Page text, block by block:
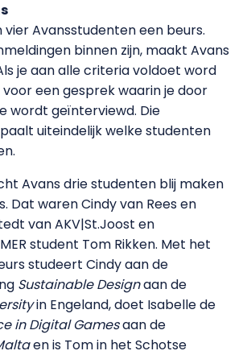
vier Avansstudenten een beurs.
binnen zijn, maakt Avans
je aan alle criteria voldoet word
een gesprek waarin je door
wordt geïnterviewd. Die
uiteindelijk welke studenten
Avans drie studenten blij maken
Dat waren Cindy van Rees en
van AKV|St.Joost en
student Tom Rikken. Met het
studeert Cindy aan de
Sustainable Designaan de
in Engeland, doet Isabelle de
in Digital Gamesaan de
en is Tom in het Schotse